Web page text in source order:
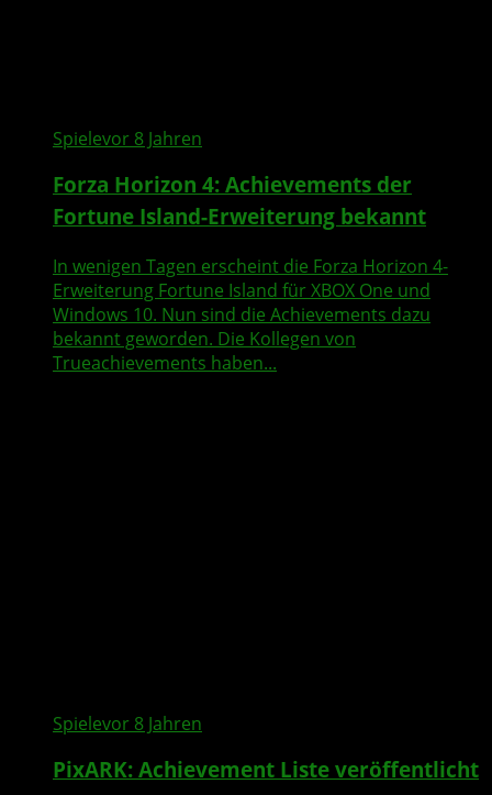
Spielevor 8 Jahren
Forza Horizon 4: Achievements der
Fortune Island-Erweiterung bekannt
In wenigen Tagen erscheint die Forza Horizon 4-
Erweiterung Fortune Island für XBOX One und
Windows 10. Nun sind die Achievements dazu
bekannt geworden. Die Kollegen von
Trueachievements haben...
Spielevor 8 Jahren
PixARK: Achievement Liste veröffentlicht